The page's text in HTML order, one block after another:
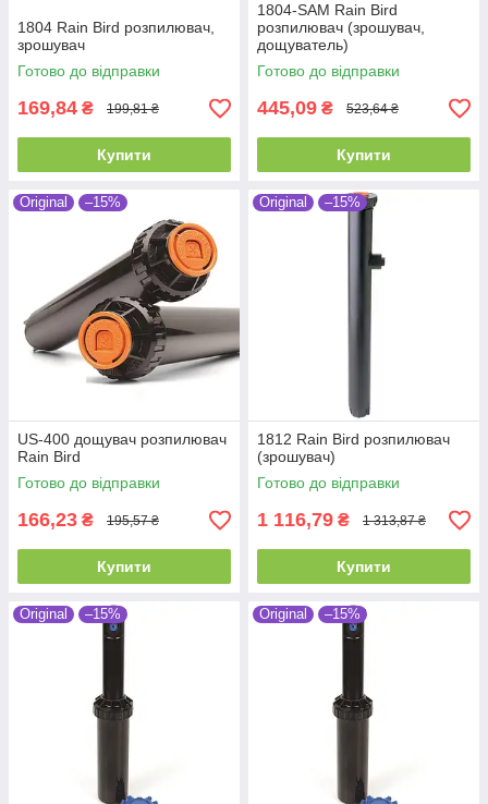
1804 Rain Bird розпилювач,
зрошувач
Готово до відправки
169,84 ₴ 199,81 ₴
Купити
1804-SAM Rain Bird
розпилювач (зрошувач,
дощуватель)
Готово до відправки
445,09 ₴ 523,64 ₴
Купити
Original –15%
US-400 дощувач розпилювач
Rain Bird
Готово до відправки
166,23 ₴ 195,57 ₴
Купити
Original –15%
1812 Rain Bird розпилювач
(зрошувач)
Готово до відправки
1 116,79 ₴ 1 313,87 ₴
Купити
Original –15% Original –15%